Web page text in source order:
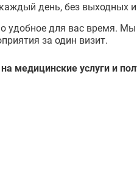
день, без выходных
для вас время.
за один визит.
медицинские услуги и